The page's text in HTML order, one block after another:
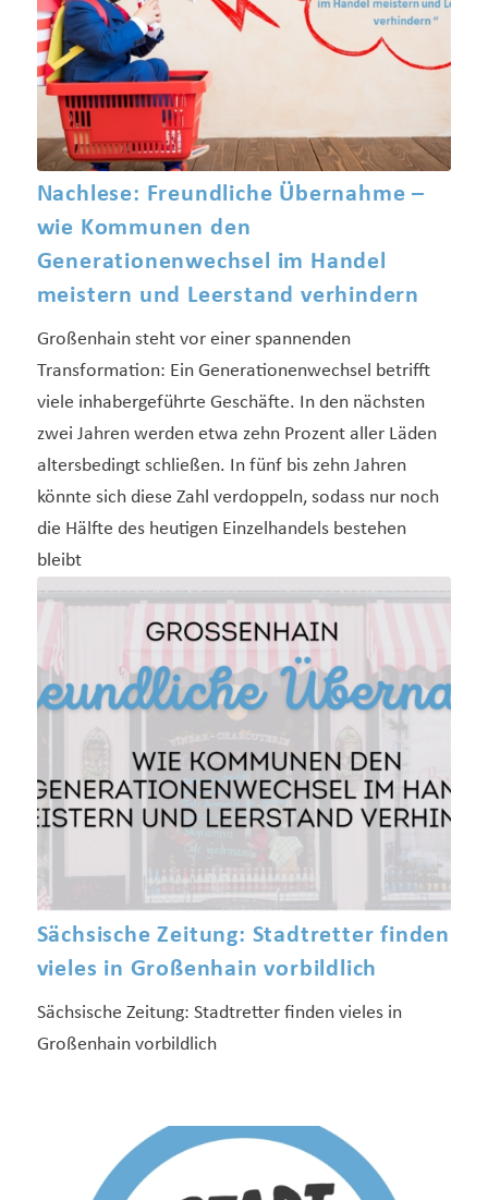
Nachlese: Freundliche Übernahme –
wie Kommunen den
Generationenwechsel im Handel
meistern und Leerstand verhindern
Großenhain steht vor einer spannenden
Transformation: Ein Generationenwechsel betrifft
viele inhabergeführte Geschäfte. In den nächsten
zwei Jahren werden etwa zehn Prozent aller Läden
altersbedingt schließen. In fünf bis zehn Jahren
könnte sich diese Zahl verdoppeln, sodass nur noch
die Hälfte des heutigen Einzelhandels bestehen
bleibt
Sächsische Zeitung: Stadtretter finden
vieles in Großenhain vorbildlich
Sächsische Zeitung: Stadtretter finden vieles in
Großenhain vorbildlich